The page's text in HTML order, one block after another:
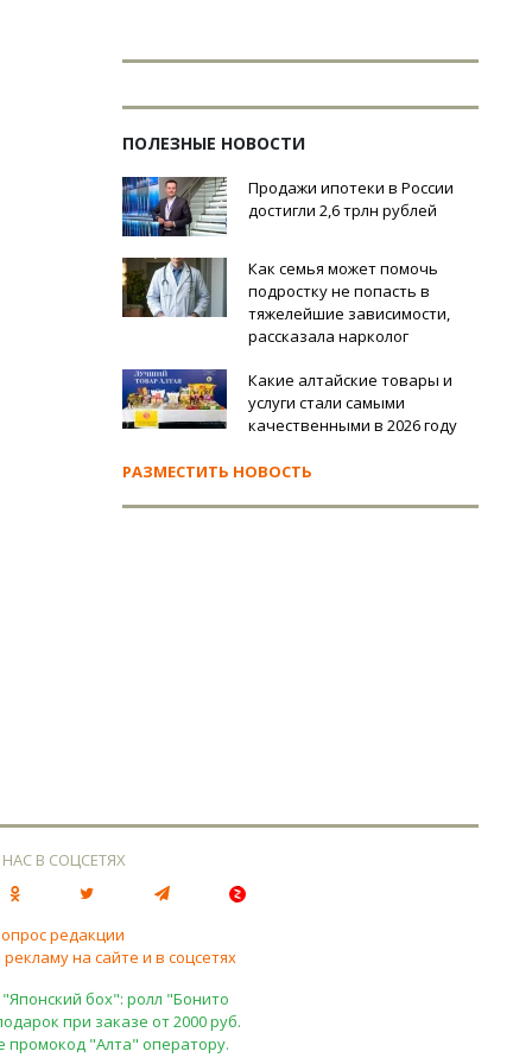
ПОЛЕЗНЫЕ НОВОСТИ
Продажи ипотеки в России
достигли 2,6 трлн рублей
Как семья может помочь
подростку не попасть в
тяжелейшие зависимости,
рассказала нарколог
Какие алтайские товары и
услуги стали самыми
качественными в 2026 году
РАЗМЕСТИТЬ НОВОСТЬ
В СОЦСЕТЯХ
редакции
на сайте и в соцсетях
бох": ролл "Бонито
при заказе от 2000 руб.
промокод "Алта" оператору.